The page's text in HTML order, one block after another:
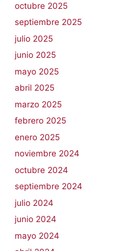
octubre 2025
septiembre 2025
julio 2025
junio 2025
mayo 2025
abril 2025
marzo 2025
febrero 2025
enero 2025
noviembre 2024
octubre 2024
septiembre 2024
julio 2024
junio 2024
mayo 2024